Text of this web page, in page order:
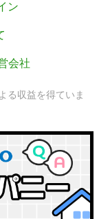
ン
会社
る収益を得ていま